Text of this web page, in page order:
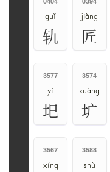
guǐ
轨
jiàng
匠
3577
yí
圯
3574
kuàng
圹
3567
xíng
3588
shù